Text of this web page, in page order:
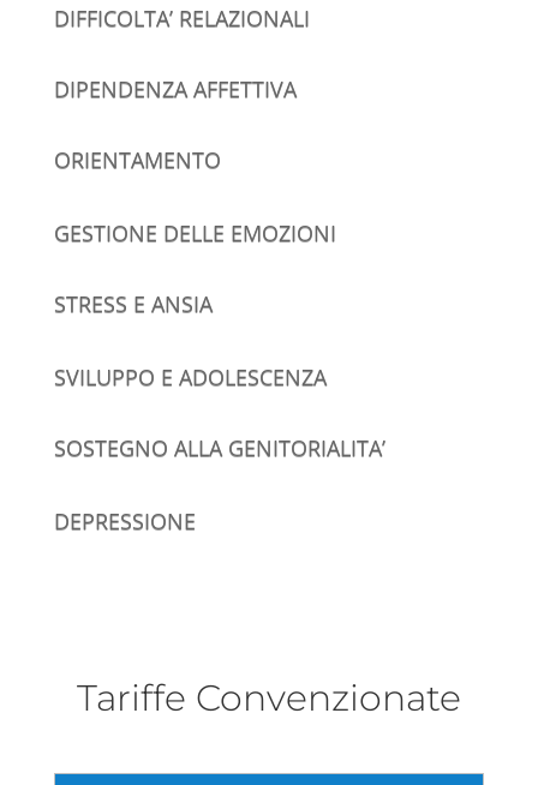
DIFFICOLTA’ RELAZIONALI
DIPENDENZA AFFETTIVA
ORIENTAMENTO
GESTIONE DELLE EMOZIONI
STRESS E ANSIA
SVILUPPO E ADOLESCENZA
SOSTEGNO ALLA GENITORIALITA’
DEPRESSIONE
Tariffe Convenzionate